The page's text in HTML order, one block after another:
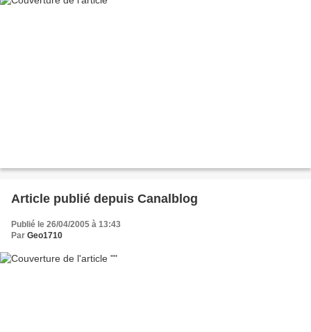
Article publié depuis Canalblog
Publié le 26/04/2005 à 13:43
Par Geo1710